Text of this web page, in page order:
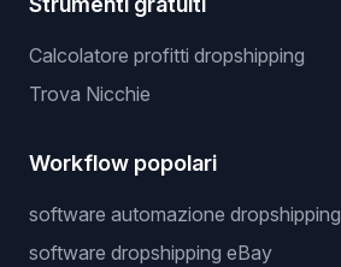
Calcolatore profitti dropshipping
Trova Nicchie
Workflow popolari
software automazione dropshipping
software dropshipping eBay